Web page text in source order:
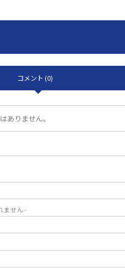
コメント (0)
ありません。
ません -